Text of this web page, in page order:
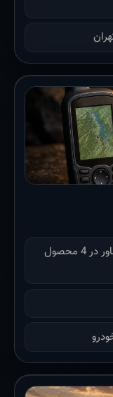
تایید شرکت به عنوان یک شرکت فناور در 4 محصول